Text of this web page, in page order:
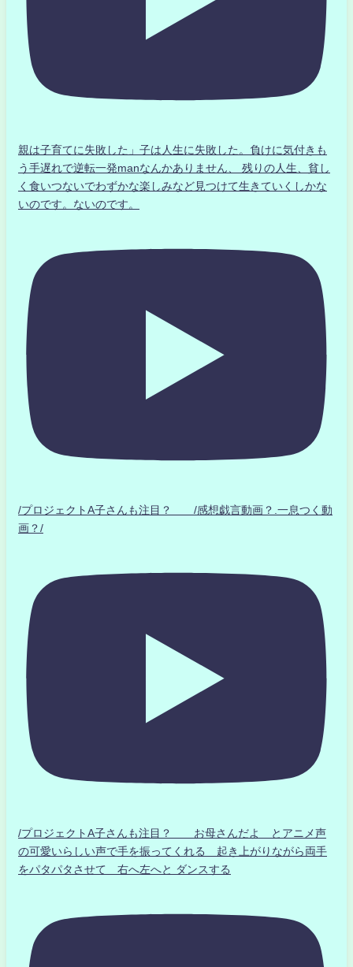
親は子育てに失敗した」子は人生に失敗した。負けに気付きも
う手遅れで逆転一発manなんかありません、 残りの人生、貧し
く食いつないでわずかな楽しみなど見つけて生きていくしかな
いのです。ないのです。
/プロジェクトA子さんも注目？ /感想戯言動画？.一息つく動
画？/
/プロジェクトA子さんも注目？ お母さんだよ とアニメ声
の可愛いらしい声で手を振ってくれる 起き上がりながら両手
をパタパタさせて 右へ左へと ダンスする